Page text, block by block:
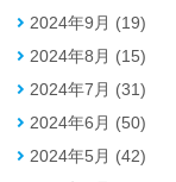
2024年9月 (19)
2024年8月 (15)
2024年7月 (31)
2024年6月 (50)
2024年5月 (42)